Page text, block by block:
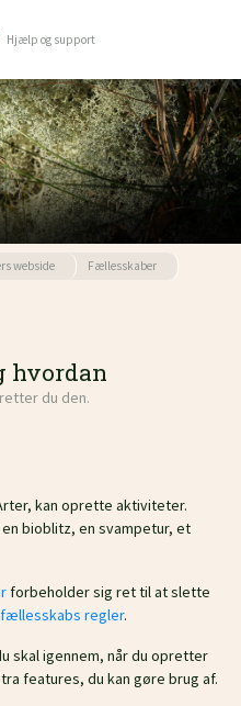
Hjælp og support
webside
Fællesskaber
hvordan
du den.
kan oprette aktiviteter.
bioblitz, en svampetur, et
forbeholder sig ret til at slette
regler.
skal igennem, når du opretter
features, du kan gøre brug af.